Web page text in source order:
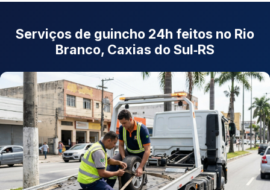
Serviços de guincho 24h feitos no Rio
Branco, Caxias do Sul‑RS